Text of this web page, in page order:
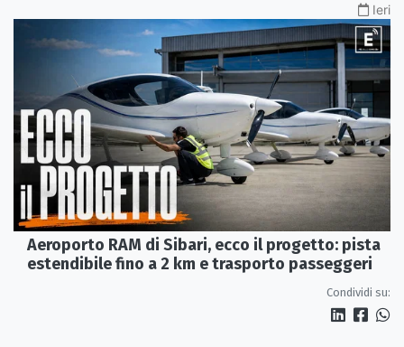
Ieri
Aeroporto RAM di Sibari, ecco il progetto: pista
estendibile fino a 2 km e trasporto passeggeri
Condividi su: